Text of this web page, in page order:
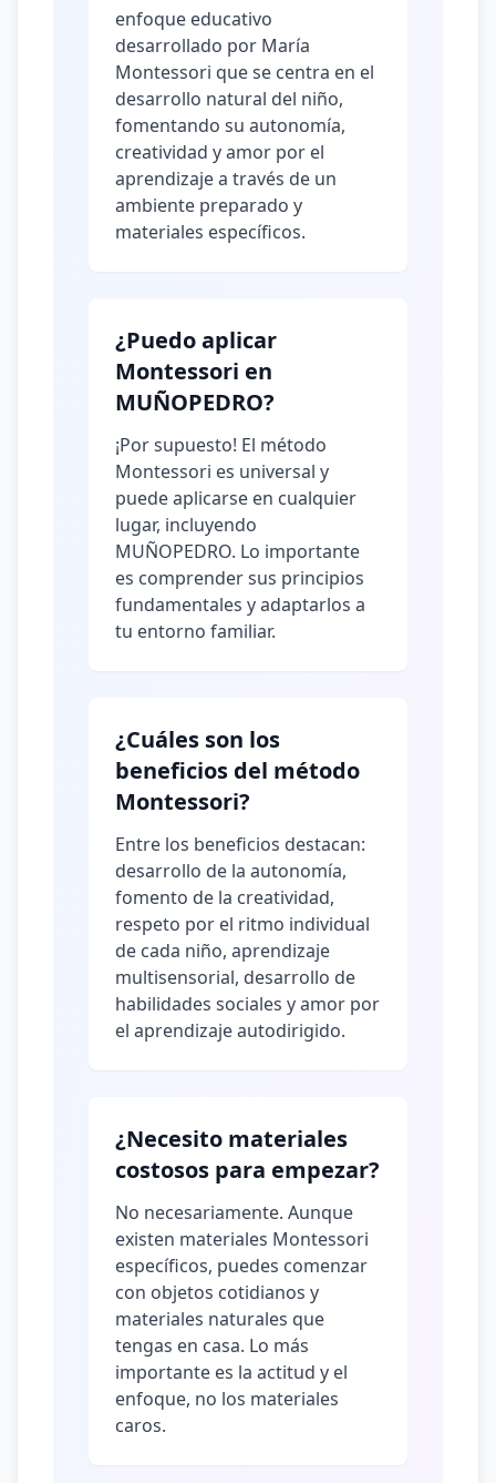
enfoque educativo
desarrollado por María
Montessori que se centra en el
desarrollo natural del niño,
fomentando su autonomía,
creatividad y amor por el
aprendizaje a través de un
ambiente preparado y
materiales específicos.
¿Puedo aplicar
Montessori en
MUÑOPEDRO?
¡Por supuesto! El método
Montessori es universal y
puede aplicarse en cualquier
lugar, incluyendo
MUÑOPEDRO. Lo importante
es comprender sus principios
fundamentales y adaptarlos a
tu entorno familiar.
¿Cuáles son los
beneficios del método
Montessori?
Entre los beneficios destacan:
desarrollo de la autonomía,
fomento de la creatividad,
respeto por el ritmo individual
de cada niño, aprendizaje
multisensorial, desarrollo de
habilidades sociales y amor por
el aprendizaje autodirigido.
¿Necesito materiales
costosos para empezar?
No necesariamente. Aunque
existen materiales Montessori
específicos, puedes comenzar
con objetos cotidianos y
materiales naturales que
tengas en casa. Lo más
importante es la actitud y el
enfoque, no los materiales
caros.